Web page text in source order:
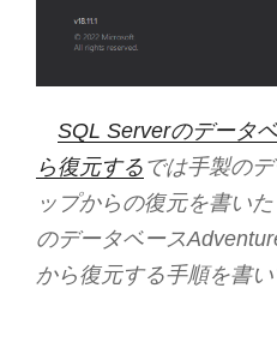
SQL Serverのデータ
ら復元する では手製の
ップからの復元を書い
のデータベース
から復元する手順を書い